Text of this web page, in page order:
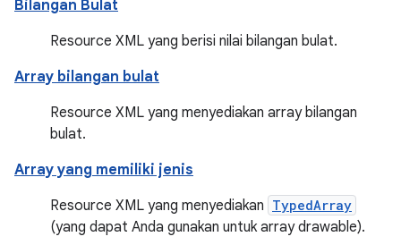
Bilangan Bulat
Resource XML yang berisi nilai bilangan bulat.
Array bilangan bulat
Resource XML yang menyediakan array bilangan
bulat.
Array yang memiliki jenis
Resource XML yang menyediakan TypedArray
(yang dapat Anda gunakan untuk array drawable).